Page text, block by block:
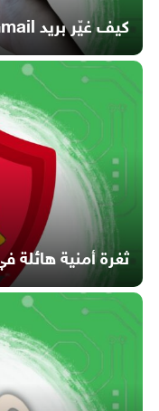
كيف غيّر بريد Gmail العالم في 20 عامًا؟
ثغرة أمنية